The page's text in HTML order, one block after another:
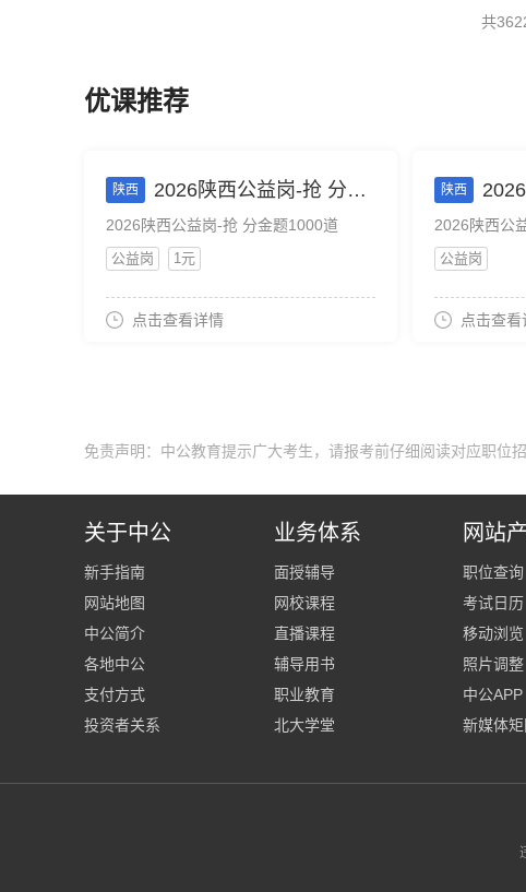
共
优课推荐
陕西 2026陕西公益岗-抢 分金题1000道
2026陕西公益岗-抢 分金题1000道
公益岗 1元
点击查看详情
陕西 2026
2026陕西公
公益岗
点击查看
免责声明：中公教育提示广大考生，请报考前仔细阅读对应职位
关于中公
新手指南
网站地图
中公简介
各地中公
支付方式
投资者关系
业务体系
面授辅导
网校课程
直播课程
辅导用书
职业教育
北大学堂
网站
职位查询
考试日历
移动浏览
照片调整
中公APP
新媒体